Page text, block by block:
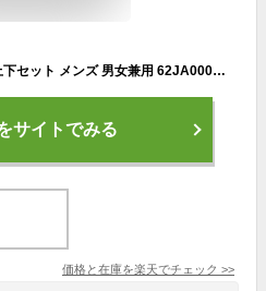
ミズノ ゲームシャツ＆パンツ 上下セット メンズ 男女兼用 62JA0005 62JB0005 テニス ソフトテニス バドミントン
サイトでみる
価格と在庫を楽天でチェック >>